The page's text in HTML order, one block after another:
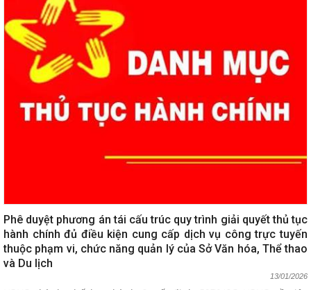
Phê duyệt phương án tái cấu trúc quy trình giải quyết thủ tục
hành chính đủ điều kiện cung cấp dịch vụ công trực tuyến
thuộc phạm vi, chức năng quản lý của Sở Văn hóa, Thể thao
và Du lịch
13/01/2026